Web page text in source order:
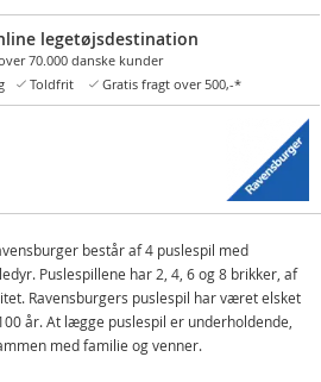
legetøjsdestination
70.000 danske kunder
Toldfrit Gratis fragt over 500,-*
består af 4 puslespil med
Puslespillene har 2, 4, 6 og 8 brikker, af
Ravensburgers puslespil har været elsket
år. At lægge puslespil er underholdende,
med familie og venner.